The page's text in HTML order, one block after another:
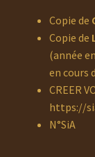
Copie de
Copie de
(année
en cours
CREER
https://
N°SiA